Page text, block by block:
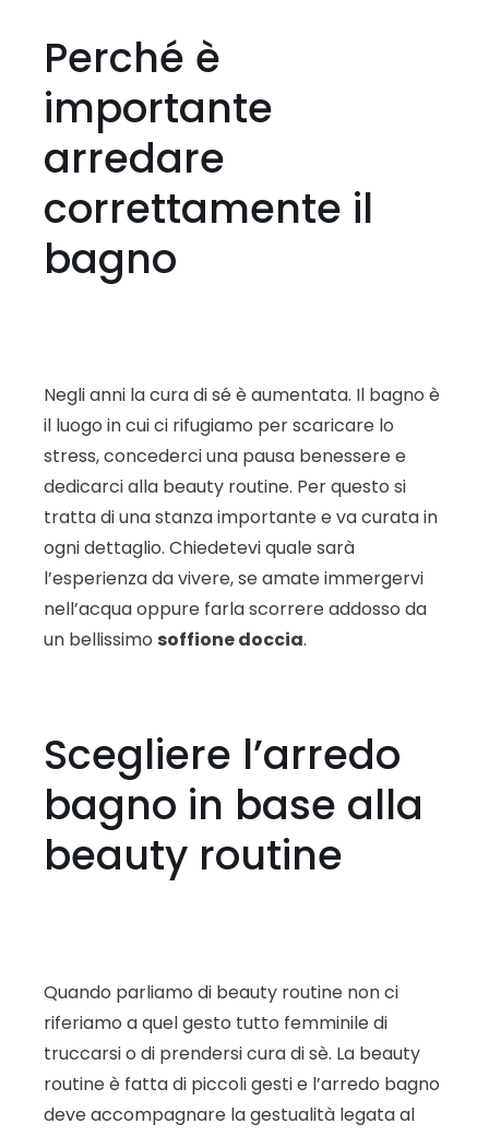
Perché è
importante
arredare
correttamente il
bagno
Negli anni la cura di sé è aumentata. Il bagno è
il luogo in cui ci rifugiamo per scaricare lo
stress, concederci una pausa benessere e
dedicarci alla beauty routine. Per questo si
tratta di una stanza importante e va curata in
ogni dettaglio. Chiedetevi quale sarà
l’esperienza da vivere, se amate immergervi
nell’acqua oppure farla scorrere addosso da
un bellissimo soffione doccia.
Scegliere l’arredo
bagno in base alla
beauty routine
Quando parliamo di beauty routine non ci
riferiamo a quel gesto tutto femminile di
truccarsi o di prendersi cura di sè. La beauty
routine è fatta di piccoli gesti e l’arredo bagno
deve accompagnare la gestualità legata al